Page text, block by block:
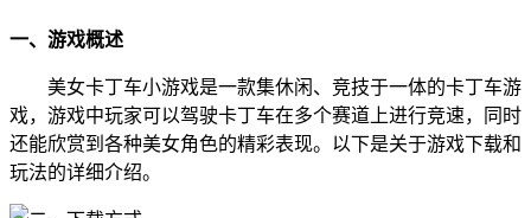
一、游戏概述
美女卡丁车小游戏是一款集休闲、竞技于一体的卡丁车游
戏，游戏中玩家可以驾驶卡丁车在多个赛道上进行竞速，同时
还能欣赏到各种美女角色的精彩表现。以下是关于游戏下载和
玩法的详细介绍。